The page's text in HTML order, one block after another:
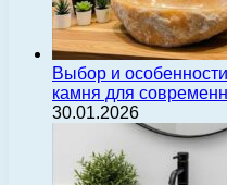
Выбор и
камня для
30.01.2026